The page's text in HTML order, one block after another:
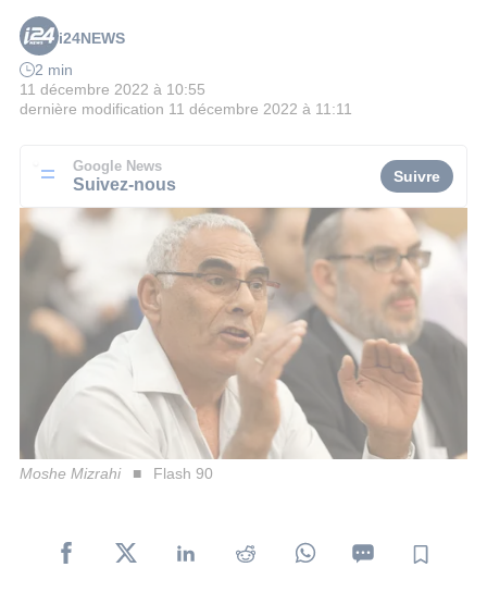
i24NEWS
2 min
11 décembre 2022 à 10:55
dernière modification 11 décembre 2022 à 11:11
Google News
Suivez-nous Suivre
Moshe Mizrahi Flash 90